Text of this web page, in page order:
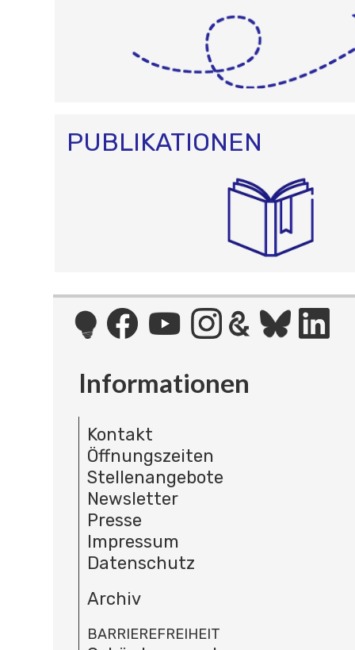
PUBLIKATIONEN
Informationen
Kontakt
Öffnungszeiten
Stellenangebote
Newsletter
Presse
Impressum
Datenschutz
Archiv
BARRIEREFREIHEIT